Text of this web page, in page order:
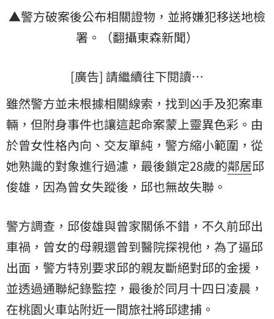
▲警方破案後公布相關證物，並將嫌犯移送地檢
署。（翻攝東森新聞）
[廣告] 請繼續往下閱讀…
雖然警方並未根據相關線索，找到凶手及犯案車
輛，但附身事件也讓這起命案蒙上靈異色彩。由
於曾女性格內向、交友單純，警方縮小範圍，從
她熟識的對象進行過濾，最後鎖定28歲的鄰居邱
俊雄，因為曾女失蹤後，邱也無故失聯。
警方調查，邱俊雄與曾家關係不錯，不久前邱出
車禍，曾女的母親還曾到醫院探視他，為了逼邱
出面，警方特別要求邱的親友斷絕對邱的金援，
並透過通聯紀錄監控，最後於同月十四日凌晨，
在桃園火車站附近一間旅社將邱逮捕。